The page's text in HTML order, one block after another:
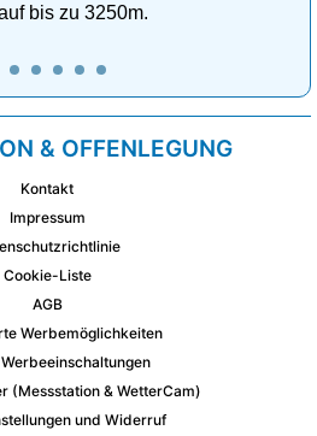
bis zu 3250m.
& OFFENLEGUNG
Kontakt
Impressum
Cookie-Liste
AGB
Werbemöglichkeiten
(Messstation & WetterCam)
und Widerruf